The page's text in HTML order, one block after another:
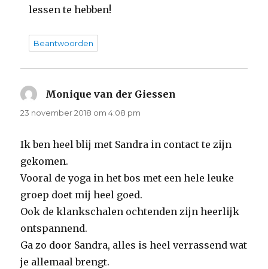
lessen te hebben!
Beantwoorden
Monique van der Giessen
23 november 2018 om 4:08 pm
Ik ben heel blij met Sandra in contact te zijn
gekomen.
Vooral de yoga in het bos met een hele leuke
groep doet mij heel goed.
Ook de klankschalen ochtenden zijn heerlijk
ontspannend.
Ga zo door Sandra, alles is heel verrassend wat
je allemaal brengt.